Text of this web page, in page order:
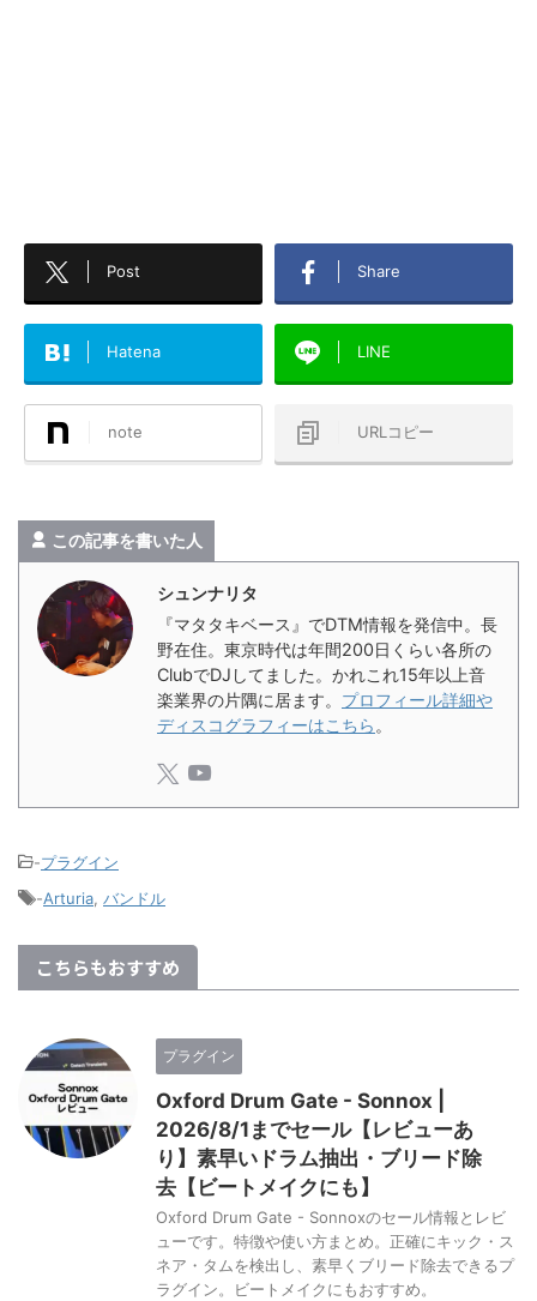
Post Share
Hatena LINE
note URLコピー
この記事を書いた人
シュンナリタ
『マタタキベース』でDTM情報を発信中。長
野在住。東京時代は年間200日くらい各所の
ClubでDJしてました。かれこれ15年以上音
楽業界の片隅に居ます。 プロフィール詳細や
ディスコグラフィーはこちら 。
-プラグイン
-Arturia, バンドル
こちらもおすすめ
プラグイン
Oxford Drum Gate - Sonnox |
2026/8/1までセール【レビューあ
り】素早いドラム抽出・ブリード除
去【ビートメイクにも】
Oxford Drum Gate - Sonnoxのセール情報とレビ
ューです。特徴や使い方まとめ。正確にキック・ス
ネア・タムを検出し、素早くブリード除去できるプ
ラグイン。ビートメイクにもおすすめ。